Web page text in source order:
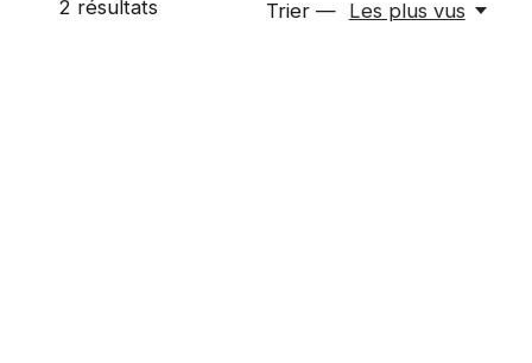
2 résultats Trier — Les plus vus